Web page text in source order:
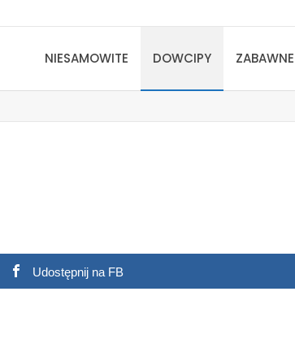
NIESAMOWITE DOWCIPY ZABAWNE
Udostępnij na FB